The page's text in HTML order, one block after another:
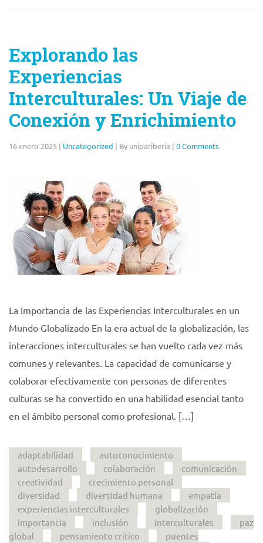
Explorando las
Experiencias
Interculturales: Un Viaje de
Conexión y Enrichimiento
16 enero 2025 | Uncategorized | By unipariberia | 0 Comments
La Importancia de las Experiencias Interculturales en un
Mundo Globalizado En la era actual de la globalización, las
interacciones interculturales se han vuelto cada vez más
comunes y relevantes. La capacidad de comunicarse y
colaborar efectivamente con personas de diferentes
culturas se ha convertido en una habilidad esencial tanto
en el ámbito personal como profesional. […]
adaptabilidad
autoconocimiento
autodesarrollo
colaboración
comunicación
creatividad
crecimiento personal
diversidad
diversidad humana
empatía
experiencias interculturales
globalización
importancia
inclusión interculturales
paz
global
pensamiento crítico
puentes